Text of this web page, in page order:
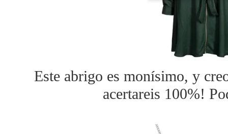
Este abrigo es monísimo, y
acertareis 100%!